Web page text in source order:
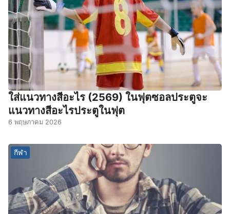
ใส่แนวทางสีอะไร (2569) ในฟุตซอลประตูจะ
แนวทางสีอะไรประตูในฟุต
6 พฤษภาคม 2026
กีฬา